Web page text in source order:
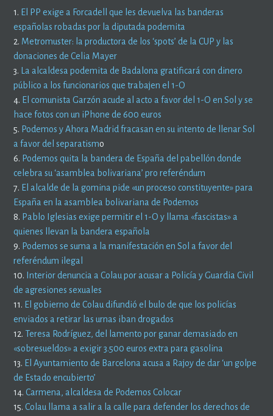
1. El PP exige a Forcadell que les devuelva las banderas
españolas robadas por la diputada podemita
2. Metromuster: la productora de los ‘spots’ de la CUP y las
donaciones de Celia Mayer
3. La alcaldesa podemita de Badalona gratificará con dinero
público a los funcionarios que trabajen el 1-O
4. El comunista Garzón acude al acto a favor del 1-O en Sol y se
hace fotos con un iPhone de 600 euros
5. Podemos y Ahora Madrid fracasan en su intento de llenar Sol
a favor del separatismo
6. Podemos quita la bandera de España del pabellón donde
celebra su ‘asamblea bolivariana’ pro referéndum
7. El alcalde de la gomina pide «un proceso constituyente» para
España en la asamblea bolivariana de Podemos
8. Pablo Iglesias exige permitir el 1-O y llama «fascistas» a
quienes llevan la bandera española
9. Podemos se suma a la manifestación en Sol a favor del
referéndum ilegal
10. Interior denuncia a Colau por acusar a Policía y Guardia Civil
de agresiones sexuales
11. El gobierno de Colau difundió el bulo de que los policías
enviados a retirar las urnas iban drogados
12. Teresa Rodríguez, del lamento por ganar demasiado en
«sobresueldos» a exigir 3.500 euros extra para gasolina
13. El Ayuntamiento de Barcelona acusa a Rajoy de dar ‘un golpe
de Estado encubierto’
14.Carmena, alcaldesa de Podemos Colocar
15.Colau llama a salir a la calle para defender los derechos de